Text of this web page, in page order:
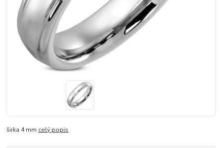
širka 4 mm celý popis